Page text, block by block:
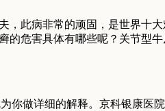
此病非常的顽固，是世界十大
的危害具体有哪些呢？关节型
做详细的解释。京科银康医